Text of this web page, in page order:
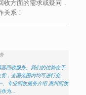
方面的需求或疑问，
系！
回收服务。我们的优势在于
，全国范围内均可进行交
专业回收服务介绍 惠州回收
为…